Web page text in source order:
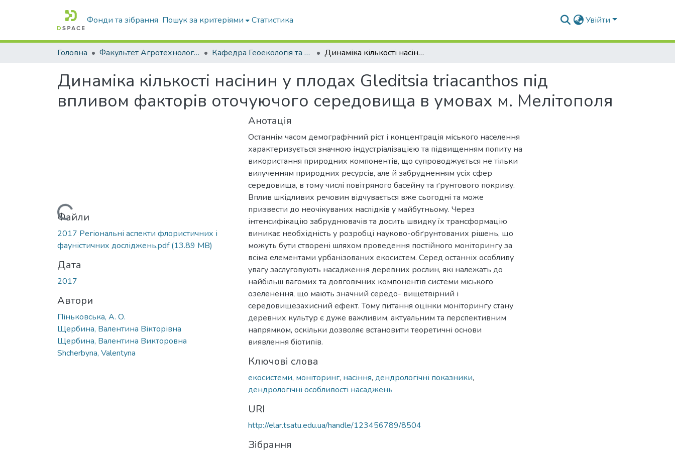
Фонди та зібрання Пошук за критеріями Статистика Увійти
Головна Факультет Агротехнологій та екології Кафедра Геоекологія та землеустрій Динаміка кількості насінин у плодах Gleditsia triacanthos під впливом факторів оточуючого середовища в умовах м. Мелітополя
Динаміка кількості насінин у плодах Gleditsia triacanthos під
впливом факторів оточуючого середовища в умовах м. Мелітополя
Вантажиться...
Файли
2017 Регіональні аспекти флористичних і
фауністичних досліджень.pdf(13.89 MB)
Дата
2017
Автори
Піньковська, А. О.
Щербина, Валентина Вікторівна
Щербина, Валентина Викторовна
Shcherbyna, Valentyna
Анотація
Останнім часом демографічний ріст і концентрація міського населення
характеризується значною індустріалізацією та підвищенням попиту на
використання природних компонентів, що супроводжується не тільки
вилученням природних ресурсів, але й забрудненням усіх сфер
середовища, в тому числі повітряного басейну та ґрунтового покриву.
Вплив шкідливих речовин відчувається вже сьогодні та може
призвести до неочікуваних наслідків у майбутньому. Через
інтенсифікацію забруднювачів та досить швидку їх трансформацію
виникає необхідність у розробці науково-обґрунтованих рішень, що
можуть бути створені шляхом проведення постійного моніторингу за
всіма елементами урбанізованих екосистем. Серед останніх особливу
увагу заслуговують насадження деревних рослин, які належать до
найбільш вагомих та довговічних компонентів системи міського
озеленення, що мають значний середо- вищетвірний і
середовищезахисний ефект. Тому питання оцінки моніторингу стану
деревних культур є дуже важливим, актуальним та перспективним
напрямком, оскільки дозволяє встановити теоретичні основи
виявлення біотипів.
Ключові слова
екосистеми, моніторинг, насіння, дендрологічні показники,
дендрологічні особливості насаджень
URI
http://elar.tsatu.edu.ua/handle/123456789/8504
Зібрання